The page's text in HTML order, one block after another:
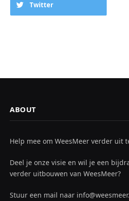
Twitter
ABOUT
Help mee om WeesMeer verder uit
Deel je onze visie en wil je een
verder uitbouwen van WeesMeer?
Stuur een mail naar